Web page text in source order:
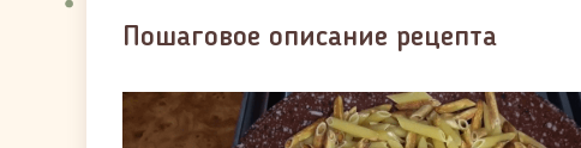
Пошаговое описание рецепта